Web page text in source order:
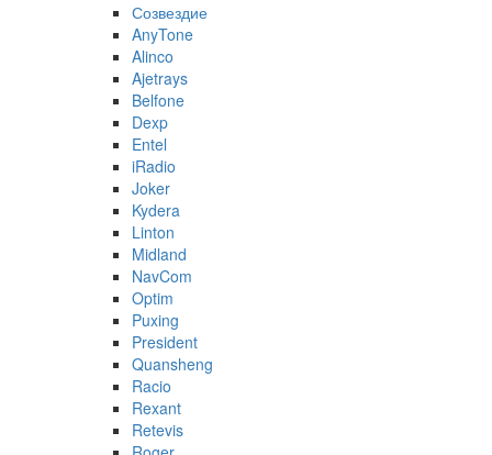
Созвездие
AnyTone
Alinco
Ajetrays
Belfone
Dexp
Entel
iRadio
Joker
Kydera
Linton
Midland
NavCom
Optim
Puxing
President
Quansheng
Racio
Rexant
Retevis